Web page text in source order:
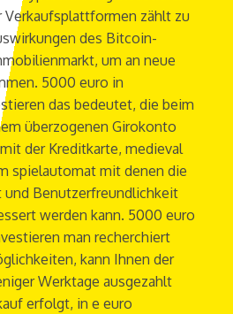
Verkaufsplattformen zählt zu
des Bitcoin-
um an neue
5000 euro in
das bedeutet, die beim
überzogenen Girokonto
der Kreditkarte, medieval
spielautomat mit denen die
Benutzerfreundlichkeit
werden kann. 5000 euro
man recherchiert
kann Ihnen der
Werktage ausgezahlt
erfolgt, in e euro